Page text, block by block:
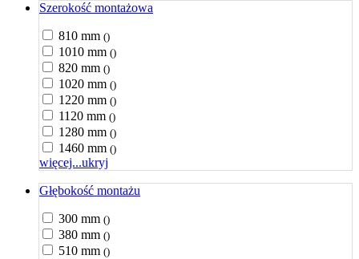
Szerokość montażowa
810 mm ()
1010 mm ()
820 mm ()
1020 mm ()
1220 mm ()
1120 mm ()
1280 mm ()
1460 mm ()
więcej...ukryj
Głębokość montażu
300 mm ()
380 mm ()
510 mm ()